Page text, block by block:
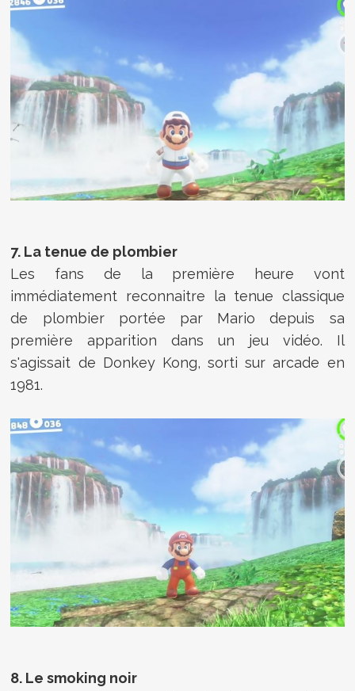
7. La tenue de plombier
Les fans de la première heure vont
immédiatement reconnaitre la tenue classique
de plombier portée par Mario depuis sa
première apparition dans un jeu vidéo. Il
s'agissait de Donkey Kong, sorti sur arcade en
1981.
8. Le smoking noir